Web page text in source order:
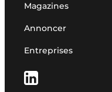
Magazines
Annoncer
Entreprises